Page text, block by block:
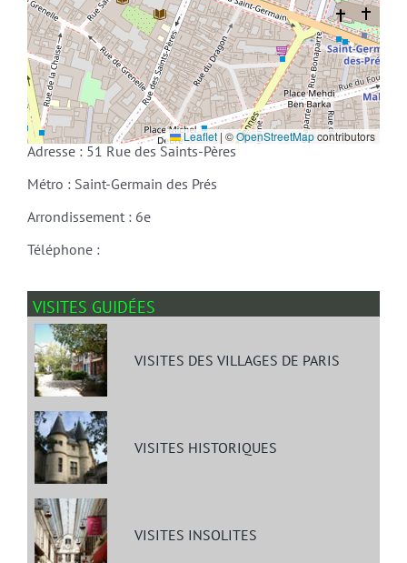
Leaflet | ©OpenStreetMapcontributors
Adresse : 51 Rue des Saints-Pères
Métro : Saint-Germain des Prés
Arrondissement : 6e
Téléphone :
VISITES GUIDÉES
VISITES DES VILLAGES DE PARIS
VISITES HISTORIQUES
VISITES INSOLITES